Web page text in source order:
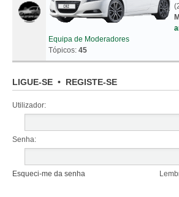
Equipa de Moderadores
Tópicos: 45
LIGUE-SE • REGISTE-SE
Utilizador:
Senha:
Esqueci-me da senha